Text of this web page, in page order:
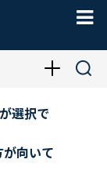
選択で
向いて